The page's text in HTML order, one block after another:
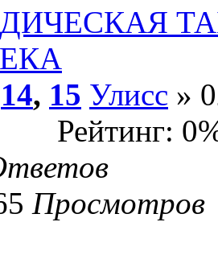
14, 15 Улисс »
Рейтинг:
Просмотров